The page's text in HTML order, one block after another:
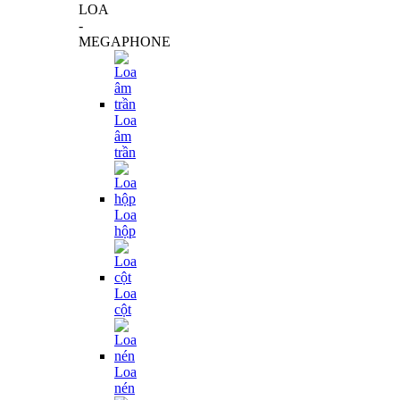
LOA
-
MEGAPHONE
Loa
âm
trần
Loa
hộp
Loa
cột
Loa
nén